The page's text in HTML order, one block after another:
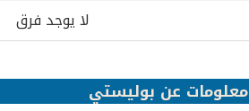
لا يوجد فرق
معلومات عن بوليستي